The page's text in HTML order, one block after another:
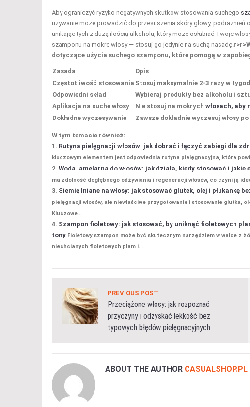
Aby ograniczyć ryzyko negatywnych skutków stosowania suchego
używanie może prowadzić do przesuszenia skóry głowy, podrażnień
unikając tych z dużą ilością alkoholu, który może osłabiać Twoje
szamponu na mokre włosy — stosuj go jedynie na suchą nasadę.r>
dotyczące użycia suchego szamponu, które pomogą w
Zasada
Opis
Częstotliwość stosowania Stosuj maksymalnie 2-3 razy w
Odpowiedni skład
Wybieraj produkty bez alkoholu i
Aplikacja na suche włosy
Nie stosuj na mokrych włosach, aby
Dokładne wyczesywanie
Zawsze dokładnie wyczesuj włosy
W tym temacie również:
Rutyna pielęgnacji włosów: jak dobrać i łączyć zabiegi dla
kluczowym elementem jest odpowiednia rutyna pielęgnacyjna, która
Woda lamelarna do włosów: jak działa, kiedy stosować i
ma zdolność dogłębnego odżywiania i regeneracji włosów, co czyni ją
Siemię lniane na włosy: jak stosować glutek, olej i płukankę
pielęgnacji włosów, ale niewłaściwe przygotowanie i stosowanie
Kluczowe...
Szampon fioletowy: jak stosować, by uniknąć fioletowych
tony Fioletowy szampon może być skutecznym narzędziem w walce z
niechcianych fioletowych plam i...
PREVIOUS POST
Przeciążone włosy: jak rozpoznać
przyczyny i odzyskać lekkość bez
typowych błędów pielęgnacyjnych
ABOUT THE AUTHOR CASUALSHOP.PL